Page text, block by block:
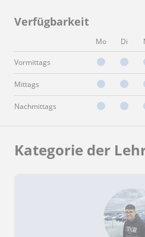
Verfügbarkeit
Mo Di
Vormittags
Mittags
Nachmittags
Kategorie der